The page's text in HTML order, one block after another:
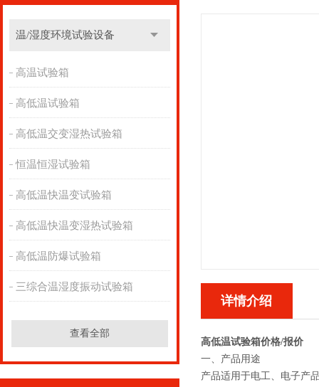
温/湿度环境试验设备
高温试验箱
高低温试验箱
高低温交变湿热试验箱
恒温恒湿试验箱
高低温快温变试验箱
高低温快温变湿热试验箱
高低温防爆试验箱
三综合温湿度振动试验箱
查看全部
详情介绍
高低温试验箱价格/报价
一、产品用途
产品适用于电工、电子产